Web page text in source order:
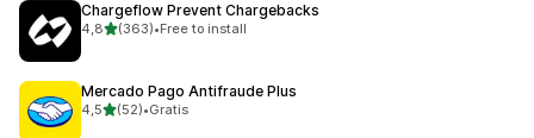
Chargeflow Prevent Chargebacks
4,8na 5 gwiazdek
(363)
Łączna liczba recenzji: 363
•Free to install
Mercado Pago Antifraude Plus
4,5na 5 gwiazdek
(52)
Łączna liczba recenzji: 52
•Gratis